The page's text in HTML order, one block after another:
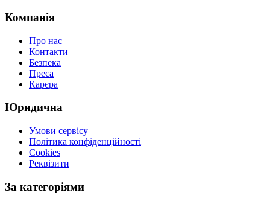
Компанія
Про нас
Контакти
Безпека
Преса
Карєра
Юридична
Умови сервісу
Політика конфіденційності
Cookies
Реквізити
За категоріями